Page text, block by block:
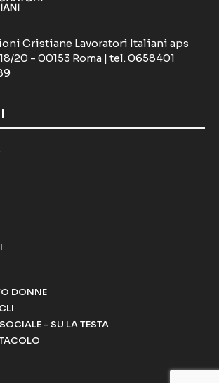
Cristiane Lavoratori Italiani aps
20 - 00153 Roma | tel. 0658401
DONNE
- SU LA TESTA